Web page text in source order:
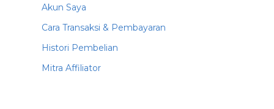
Akun Saya
Cara Transaksi & Pembayaran
Histori Pembelian
Mitra Affiliator